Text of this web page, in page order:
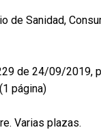
de Sanidad,
de 24/09/2019,
página)
Varias plazas.